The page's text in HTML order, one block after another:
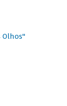
Olhos"